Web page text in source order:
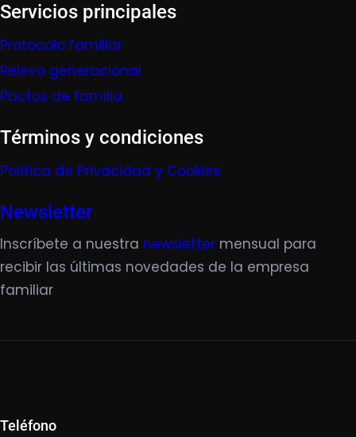
Servicios principales
Protocolo familiar
Relevo generacional
Pactos de familia
Términos y condiciones
Política de Privacidad y Cookies
Newsletter
Inscríbete a nuestra newsletter mensual para
recibir las últimas novedades de la empresa
familiar
Teléfono